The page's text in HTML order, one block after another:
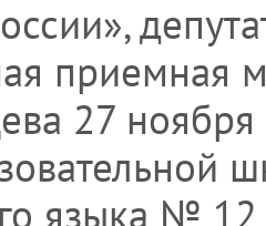
приемная
27
языка №